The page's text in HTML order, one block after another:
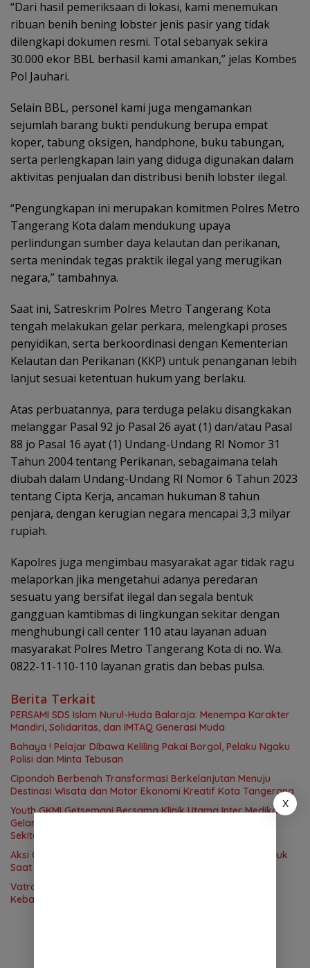
“Dari hasil pemeriksaan di lokasi, kami menemukan
ribuan benih bening lobster jenis pasir yang tidak
dilengkapi dokumen resmi. Total sebanyak sekira
30.000 ekor BBL berhasil kami amankan,” jelas Kombes
Pol Jauhari.
Selain BBL, personel kami juga mengamankan
sejumlah barang bukti pendukung berupa empat
koper, tabung oksigen, handphone, buku tabungan,
serta perlengkapan lain yang diduga digunakan dalam
aktivitas penjualan dan distribusi benih lobster ilegal.
“Pengungkapan ini merupakan komitmen Polres Metro
Tangerang Kota dalam mendukung upaya
perlindungan sumber daya kelautan dan perikanan,
serta menindak tegas praktik ilegal yang merugikan
negara,” tambahnya.
Saat ini, Satreskrim Polres Metro Tangerang Kota
tengah melakukan gelar perkara, melengkapi proses
penyidikan, serta berkoordinasi dengan Kementerian
Kelautan dan Perikanan (KKP) untuk penanganan lebih
lanjut sesuai ketentuan hukum yang berlaku.
Atas perbuatannya, para terduga pelaku disangkakan
melanggar Pasal 92 jo Pasal 26 ayat (1) dan/atau Pasal
88 jo Pasal 16 ayat (1) Undang-Undang RI Nomor 31
Tahun 2004 tentang Perikanan, sebagaimana telah
diubah dalam Undang-Undang RI Nomor 6 Tahun 2023
tentang Cipta Kerja, ancaman hukuman 8 tahun
penjara, dengan kerugian negara mencapai 3,3 milyar
rupiah.
Kapolres juga mengimbau masyarakat agar tidak ragu
melaporkan jika mengetahui adanya peredaran
sesuatu yang bersifat ilegal dan segala bentuk
gangguan kamtibmas di lingkungan sekitar dengan
menghubungi call center 110 atau layanan aduan
masyarakat Polres Metro Tangerang Kota di no. Wa.
0822-11-110-110 layanan gratis dan bebas pulsa.
Berita Terkait
PERSAMI SDS Islam Nurul-Huda Balaraja: Menempa Karakter
Mandiri, Solidaritas, dan IMTAQ Generasi Muda
Bahaya ! Pelajar Dibawa Keliling Pakai Borgol, Pelaku Ngaku
Polisi dan Minta Tebusan
Cipondoh Berbenah Transformasi Berkelanjutan Menuju
Destinasi Wisata dan Motor Ekonomi Kreatif Kota Tangerang
Youth GKMI Getsemani Bersama Klinik Utama Inter Medika
Gelar Medical Check Up Gratis untuk Jemaat dan Warga
Sekitar
Aksi Curanmor Subuh Gagal Total! Pemuda 21 Tahun Diciduk
Saat Dorong Motor Warga di Cipondoh
Vatra Motorcycle Community Gelar Berbagi Takjil Tebar
Kebahagiaan Ramadhan
X